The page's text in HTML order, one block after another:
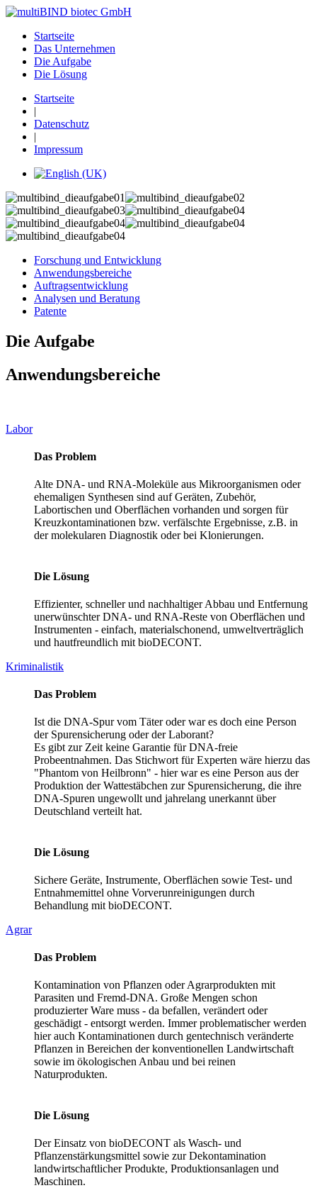
Startseite
Das Unternehmen
Die Aufgabe
Die Lösung
Startseite
|
Datenschutz
|
Impressum
Forschung und Entwicklung
Anwendungsbereiche
Auftragsentwicklung
Analysen und Beratung
Patente
Die Aufgabe
Anwendungsbereiche
Labor
Das Problem
Alte DNA- und RNA-Moleküle aus Mikroorganismen oder
ehemaligen Synthesen sind auf Geräten, Zubehör,
Labortischen und Oberflächen vorhanden und sorgen für
Kreuzkontaminationen bzw. verfälschte Ergebnisse, z.B. in
der molekularen Diagnostik oder bei Klonierungen.
Die Lösung
Effizienter, schneller und nachhaltiger Abbau und Entfernung
unerwünschter DNA- und RNA-Reste von Oberflächen und
Instrumenten - einfach, materialschonend, umweltverträglich
und hautfreundlich mit bioDECONT.
Kriminalistik
Das Problem
Ist die DNA-Spur vom Täter oder war es doch eine Person
der Spurensicherung oder der Laborant?
Es gibt zur Zeit keine Garantie für DNA-freie
Probeentnahmen. Das Stichwort für Experten wäre hierzu das
"Phantom von Heilbronn" - hier war es eine Person aus der
Produktion der Wattestäbchen zur Spurensicherung, die ihre
DNA-Spuren ungewollt und jahrelang unerkannt über
Deutschland verteilt hat.
Die Lösung
Sichere Geräte, Instrumente, Oberflächen sowie Test- und
Entnahmemittel ohne Vorverunreinigungen durch
Behandlung mit bioDECONT.
Agrar
Das Problem
Kontamination von Pflanzen oder Agrarprodukten mit
Parasiten und Fremd-DNA. Große Mengen schon
produzierter Ware muss - da befallen, verändert oder
geschädigt - entsorgt werden. Immer problematischer werden
hier auch Kontaminationen durch gentechnisch veränderte
Pflanzen in Bereichen der konventionellen Landwirtschaft
sowie im ökologischen Anbau und bei reinen
Naturprodukten.
Die Lösung
Der Einsatz von bioDECONT als Wasch- und
Pflanzenstärkungsmittel sowie zur Dekontamination
landwirtschaftlicher Produkte, Produktionsanlagen und
Maschinen.